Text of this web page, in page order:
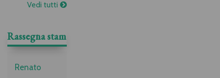
Vedi tutti
Rassegna stampa
Renato